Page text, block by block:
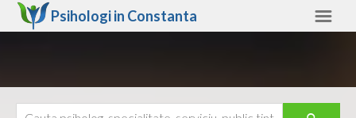
Psihologi in Constanta